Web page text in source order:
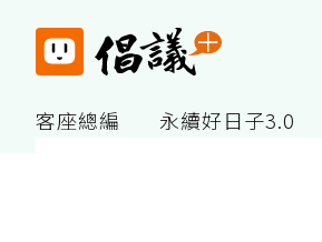
客座總編 永續好日子3.0